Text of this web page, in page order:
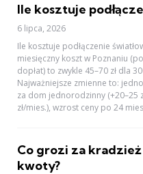
Ile kosztuje
6 lipca, 2026
Ile kosztuje podłączenie
miesięczny koszt w Poznaniu
dopłat) to zwykle 45–70 zł dla
Najważniejsze zmienne to:
za dom jednorodzinny (+20–25
zł/mies.), wzrost ceny po 24
Co grozi za
kwoty?